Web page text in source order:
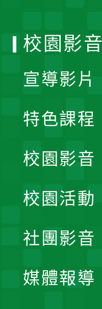
校園影音
宣導影片
特色課程
校園影音
校園活動
社團影音
媒體報導